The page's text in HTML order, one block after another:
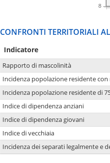
8
CONFRONTI TERRITORIALI
Indicatore
Rapporto di mascolinità
Incidenza popolazione residente
Incidenza popolazione residente di
Indice di dipendenza anziani
Indice di dipendenza giovani
Indice di vecchiaia
Incidenza dei separati legalmente e